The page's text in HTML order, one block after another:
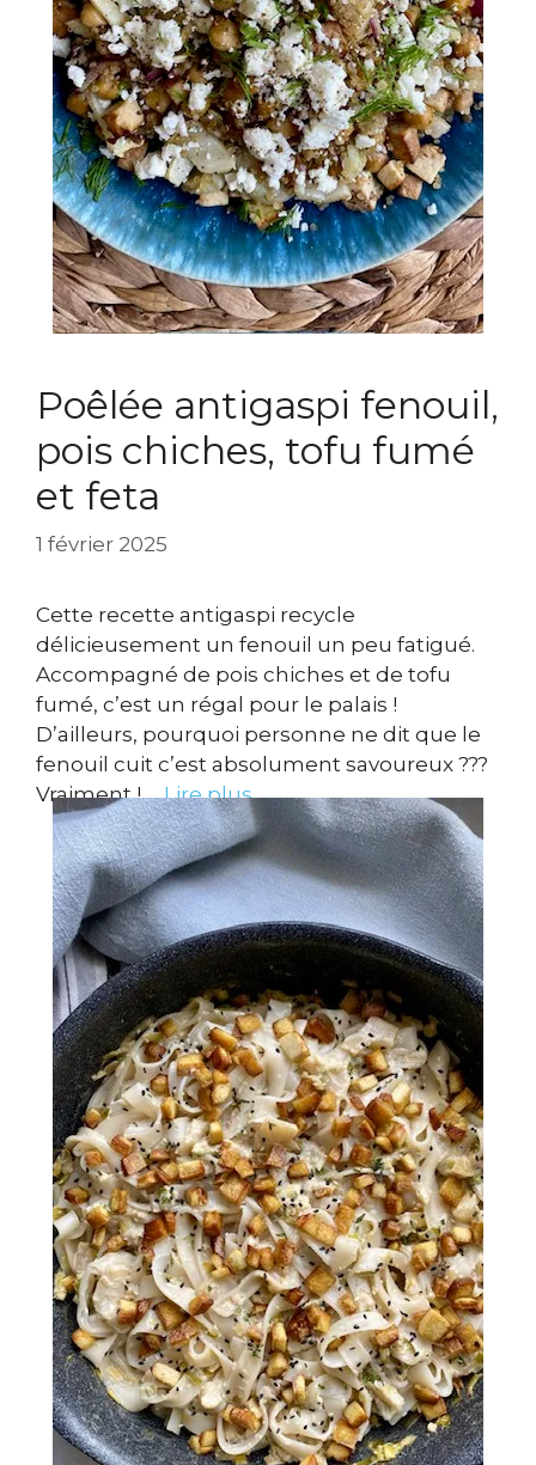
Poêlée antigaspi fenouil,
pois chiches, tofu fumé
et feta
1 février 2025
Cette recette antigaspi recycle
délicieusement un fenouil un peu fatigué.
Accompagné de pois chiches et de tofu
fumé, c’est un régal pour le palais !
D’ailleurs, pourquoi personne ne dit que le
fenouil cuit c’est absolument savoureux ???
Vraiment ! …Lire plus